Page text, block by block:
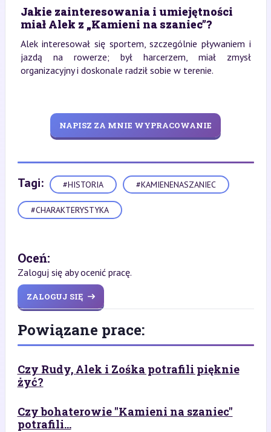
Jakie zainteresowania i umiejętności
miał Alek z „Kamieni na szaniec”?
Alek interesował się sportem, szczególnie pływaniem i
jazdą na rowerze; był harcerzem, miał zmysł
organizacyjny i doskonale radził sobie w terenie.
NAPISZ ZA MNIE WYPRACOWANIE
Tagi: #HISTORIA #KAMIENENASZANIEC
#CHARAKTERYSTYKA
Oceń:
Zaloguj się aby ocenić pracę.
ZALOGUJ SIĘ
Powiązane prace:
Czy Rudy, Alek i Zośka potrafili pięknie
żyć?
Czy bohaterowie "Kamieni na szaniec"
potrafili...